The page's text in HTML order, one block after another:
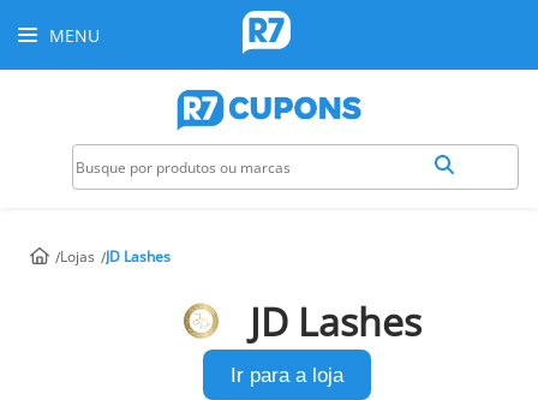
MENU
Lojas JD Lashes
JD Lashes
Ir para a loja